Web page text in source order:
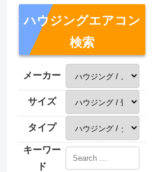
ハウジングエアコン
検索
メーカー
サイズ
タイプ
キーワー
ド